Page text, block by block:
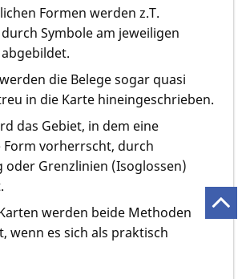
Formen werden z.T.
Symbole am jeweiligen
die Belege sogar quasi
in die Karte hineingeschrieben.
das Gebiet, in dem eine
vorherrscht, durch
oder Grenzlinien (Isoglossen)
werden beide Methoden
wenn es sich als praktisch